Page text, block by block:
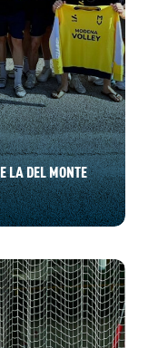
LA DEL MONTE